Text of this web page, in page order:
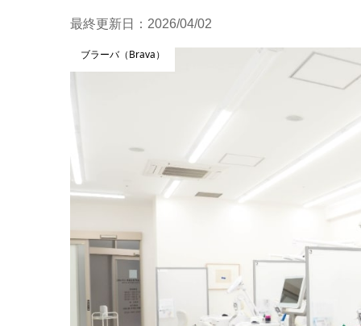
最終更新日： 2026/04/02
ブラーバ（Brava）